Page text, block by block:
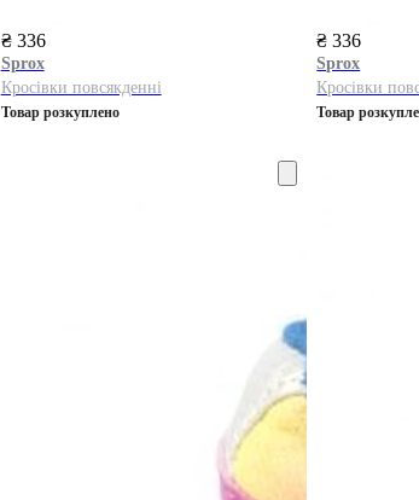
₴ 336
Sprox
Кросівки повсякденні
Товар розкуплено
₴ 336
Sprox
Кросівки
Товар